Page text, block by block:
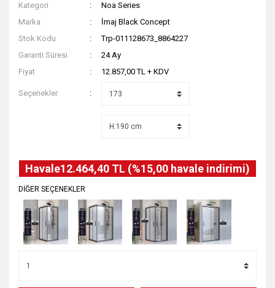
Kategori
Noa Series
Marka
İmaj Black Concept
Stok Kodu
Trp-011128673_8864227
Garanti Süresi
24 Ay
Fiyat
12.857,00 TL + KDV
Seçenekler
Havale12.464,40 TL (%15,00 havale indirimi)
DİĞER SEÇENEKLER